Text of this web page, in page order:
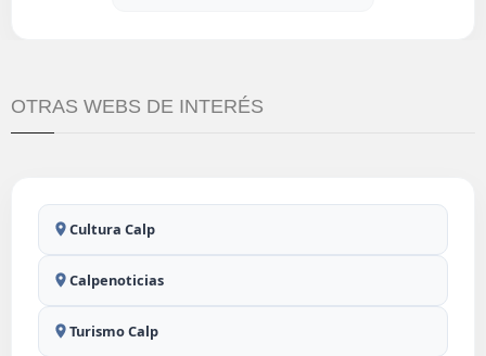
OTRAS WEBS DE INTERÉS
Cultura Calp
Calpenoticias
Turismo Calp